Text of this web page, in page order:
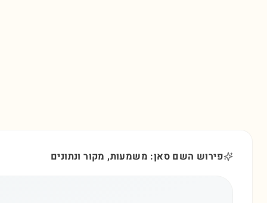
פירוש השם סאן: משמעות, מקור ונתונים